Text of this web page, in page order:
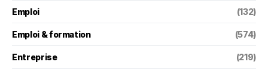
Emploi (132)
Emploi & formation (574)
Entreprise (219)